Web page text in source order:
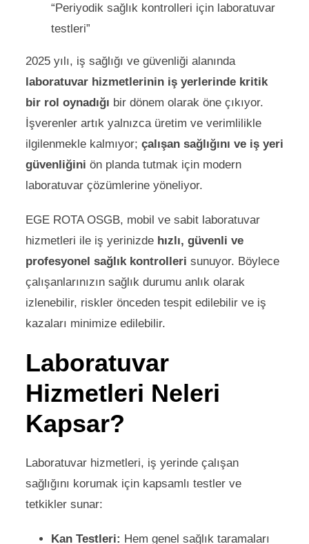
“Periyodik sağlık kontrolleri için laboratuvar
testleri”
2025 yılı, iş sağlığı ve güvenliği alanında
laboratuvar hizmetlerinin iş yerlerinde kritik
bir rol oynadığı bir dönem olarak öne çıkıyor.
İşverenler artık yalnızca üretim ve verimlilikle
ilgilenmekle kalmıyor; çalışan sağlığını ve iş yeri
güvenliğini ön planda tutmak için modern
laboratuvar çözümlerine yöneliyor.
EGE ROTA OSGB, mobil ve sabit laboratuvar
hizmetleri ile iş yerinizde hızlı, güvenli ve
profesyonel sağlık kontrolleri sunuyor. Böylece
çalışanlarınızın sağlık durumu anlık olarak
izlenebilir, riskler önceden tespit edilebilir ve iş
kazaları minimize edilebilir.
Laboratuvar
Hizmetleri Neleri
Kapsar?
Laboratuvar hizmetleri, iş yerinde çalışan
sağlığını korumak için kapsamlı testler ve
tetkikler sunar:
Kan Testleri: Hem genel sağlık taramaları